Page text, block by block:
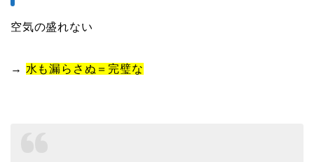
空気の盛れない
→ 水も漏らさぬ＝完璧な